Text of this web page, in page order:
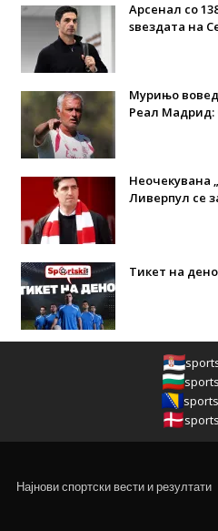
Арсенал со
ѕвездата на
Мурињо
Реал Мадрид:
Неочекувана
Ливерпул се
Тикет на
Најнови спортски вести и резултати